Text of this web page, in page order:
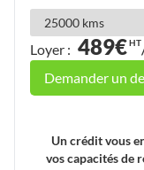
Loyer : 489€HT
Demander un
Un crédit vous
vos capacités de